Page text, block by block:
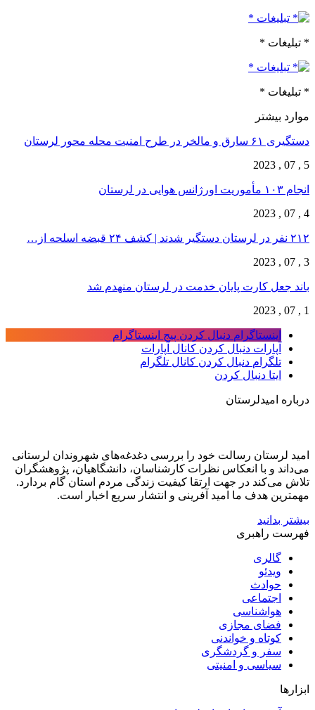
* تبلیغات *
* تبلیغات *
موارد بیشتر
دستگیری ۶۱ سارق و مالخر در طرح امنیت محله محور لرستان
5 , 07 , 2023
انجام ۱۰۳ مأموریت اورژانس هوایی در لرستان
4 , 07 , 2023
۲۱۲ نفر در لرستان دستگیر شدند | کشف ۲۴ قبضه اسلحه از…
3 , 07 , 2023
باند جعل کارت پایان خدمت در لرستان منهدم شد
1 , 07 , 2023
اینستاگرام دنبال کردن پیج اینستاگرام
آپارات دنبال کردن کانال آپارات
تلگرام دنبال کردن کانال تلگرام
ایتا دنبال کردن
درباره امیدلرستان
امید لرستان رسالت خود را بررسی دغدغه‌های شهروندان لرستانی
می‌داند و با انعکاس نظرات کارشناسان، دانشگاهیان، پژوهشگران
تلاش می‌کند در جهت ارتقا کیفیت زندگی مردم استان گام بردارد.
مهمترین هدف ما امید آفرینی و انتشار سریع اخبار است.
بیشتر بدانید
فهرست راهبری
گالری
ویدئو
حوادث
اجتماعی
هواشناسی
فضای مجازی
کوتاه و خواندنی
سفر و گردشگری
سیاسی و امنیتی
ابزارها